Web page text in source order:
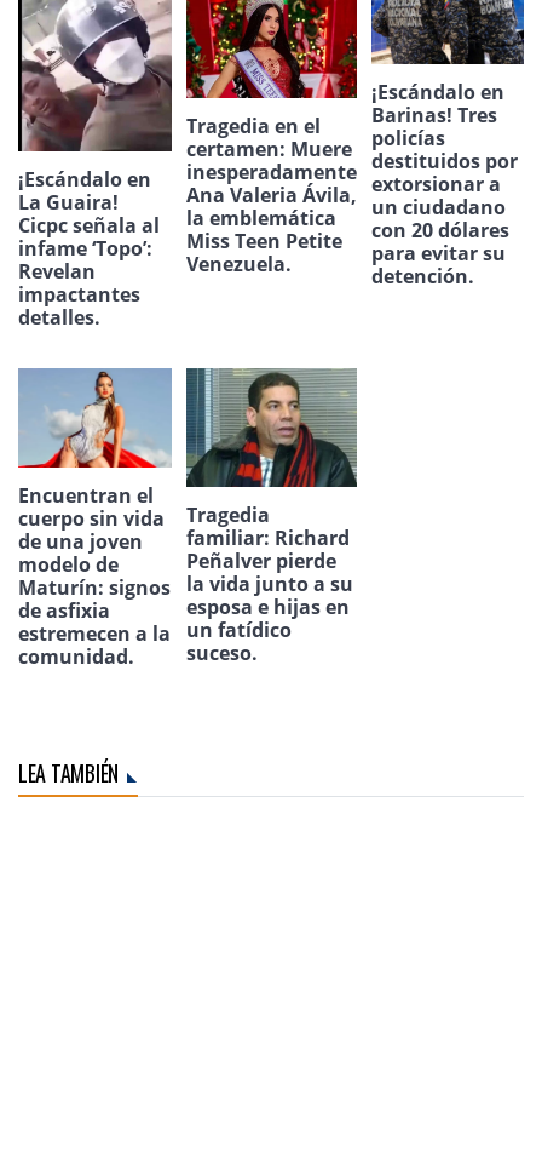
¡Escándalo en
La Guaira!
Cicpc señala al
infame ‘Topo’:
Revelan
impactantes
detalles.
Tragedia en el
certamen: Muere
inesperadamente
Ana Valeria Ávila,
la emblemática
Miss Teen Petite
Venezuela.
¡Escándalo en
Barinas! Tres
policías
destituidos por
extorsionar a
un ciudadano
con 20 dólares
para evitar su
detención.
Encuentran el
cuerpo sin vida
de una joven
modelo de
Maturín: signos
de asfixia
estremecen a la
comunidad.
Tragedia
familiar: Richard
Peñalver pierde
la vida junto a su
esposa e hijas en
un fatídico
suceso.
LEA TAMBIÉN